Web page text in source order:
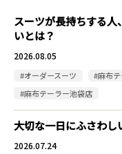
スーツが長持ちする人
いとは？
2026.08.05
#オーダースーツ
#麻布
#麻布テーラー池袋店
大切な一日にふさわし
2026.07.24